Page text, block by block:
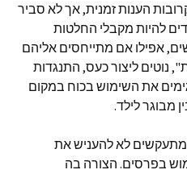
הענות זמנית, אך לא סביר
להיות מקבלי החלטות
אפילו אם מתייחסים אליהם
נוטים ליצור כעס, התנגדות
את השימוש בכוח במקום
מבוגר לילד.
לא להעניש את
בפרסים. הצורה בה